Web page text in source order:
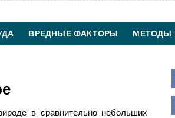
ВРЕДНЫЕ ФАКТОРЫ МЕТОДЫ
в сравнительно небольших